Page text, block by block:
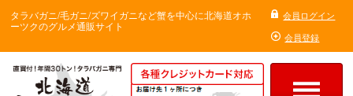
タラバガニ/毛ガニ/ズワイガニなど蟹を中心に北海道オホ
ーツクのグルメ通販サイト
会員ログイン
会員登録